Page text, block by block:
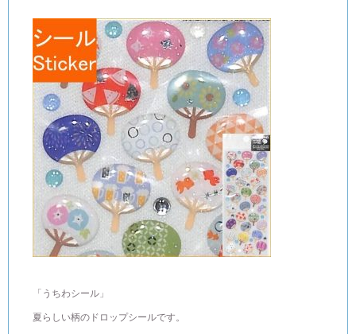
「うちわシール」
夏らしい柄のドロップシールです。